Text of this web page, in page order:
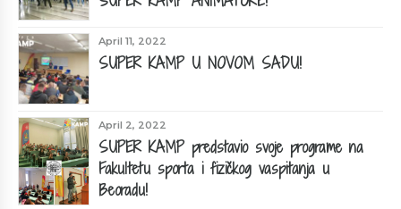
April 11, 2022
SUPER KAMP U NOVOM SADU!
April 2, 2022
SUPER KAMP predstavio svoje programe na
Fakultetu sporta i fizičkog vaspitanja u
Beoradu!